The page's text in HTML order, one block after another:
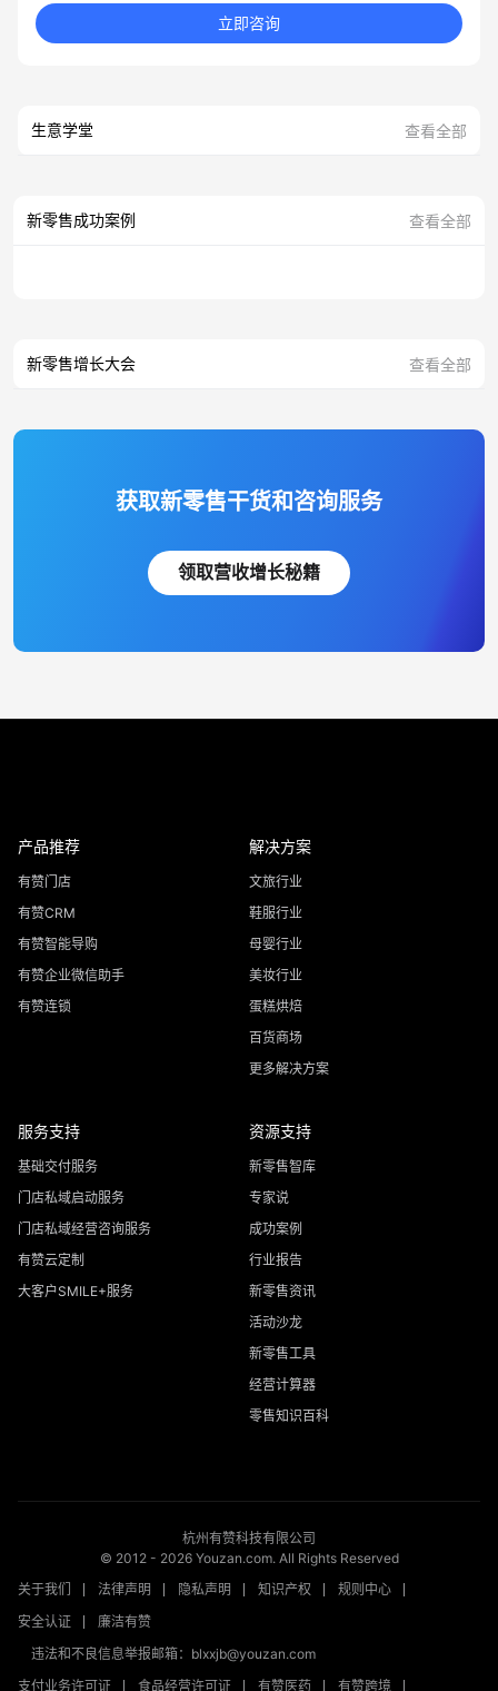
立即咨询
生意学堂 查看全部
新零售成功案例 查看全部
新零售增长大会 查看全部
获取新零售干货和咨询服务
领取营收增长秘籍
产品推荐
有赞门店
有赞CRM
有赞智能导购
有赞企业微信助手
有赞连锁
解决方案
文旅行业
鞋服行业
母婴行业
美妆行业
蛋糕烘焙
百货商场
更多解决方案
服务支持
基础交付服务
门店私域启动服务
门店私域经营咨询服务
有赞云定制
大客户SMILE+服务
资源支持
新零售智库
专家说
成功案例
行业报告
新零售资讯
活动沙龙
新零售工具
经营计算器
零售知识百科
杭州有赞科技有限公司
© 2012 - 2026Youzan.com. All Rights Reserved
关于我们
法律声明 隐私声明 知识产权
规则中心
安全认证
廉洁有赞
违法和不良信息举报邮箱：blxxjb@youzan.com
支付业务许可证
食品经营许可证 有赞医药 有赞跨境